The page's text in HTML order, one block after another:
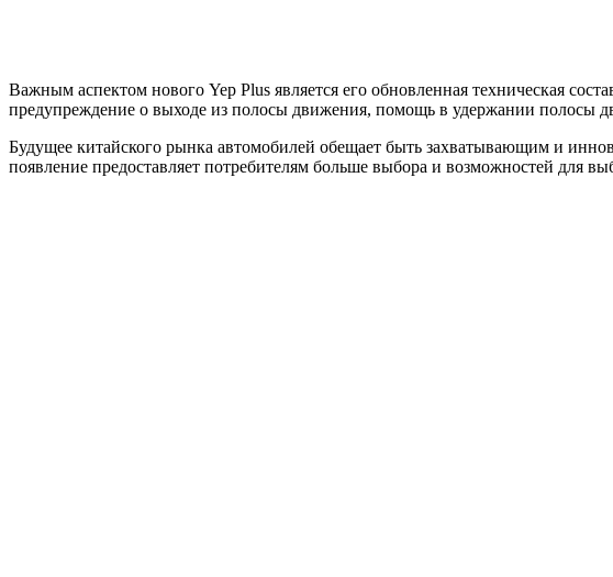
Важным аспектом нового Yep Plus является его обновленная техническая
предупреждение о выходе из полосы движения, помощь в удержании полосы
Будущее китайского рынка автомобилей обещает быть захватывающим и
появление предоставляет потребителям больше выбора и возможностей для